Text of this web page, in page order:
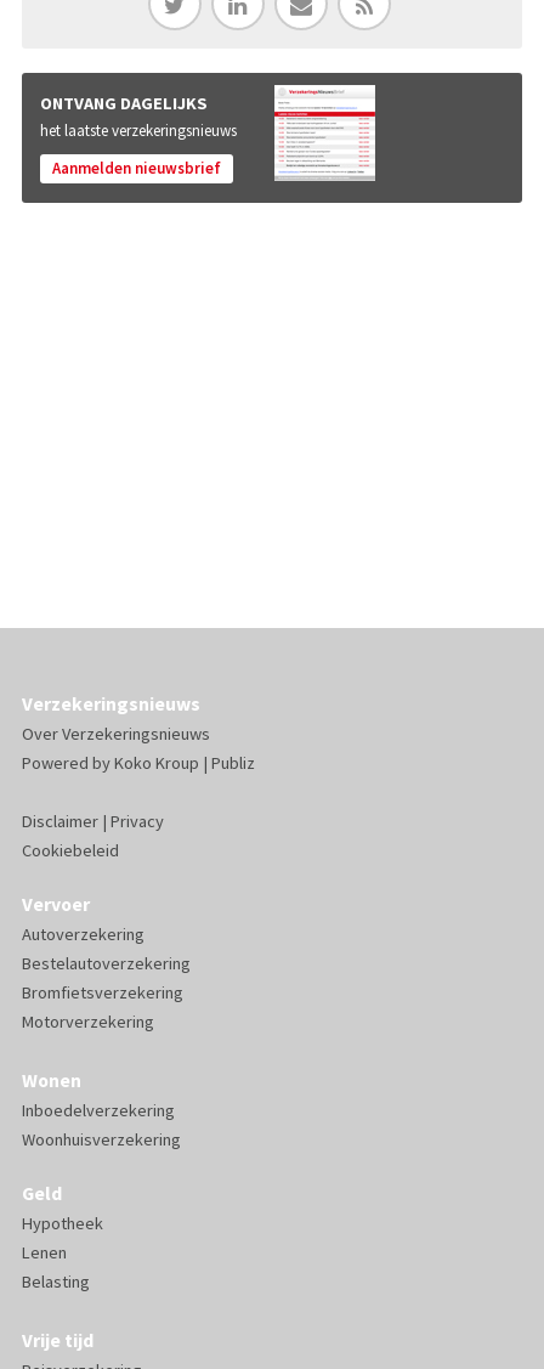
ONTVANG DAGELIJKS
het laatste verzekeringsnieuws
Aanmelden nieuwsbrief
Verzekeringsnieuws
Over Verzekeringsnieuws
Powered byKoko Kroup | Publiz
Disclaimer| Privacy
Cookiebeleid
Vervoer
Autoverzekering
Bestelautoverzekering
Bromfietsverzekering
Motorverzekering
Wonen
Inboedelverzekering
Woonhuisverzekering
Geld
Hypotheek
Lenen
Belasting
Vrije tijd